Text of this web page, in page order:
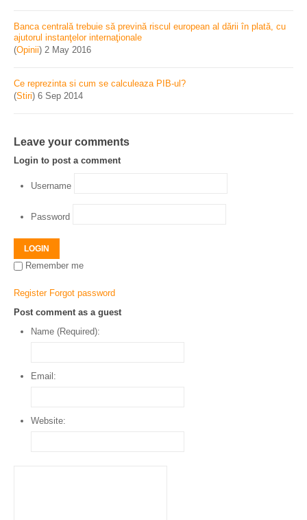
Banca centrală trebuie să prevină riscul european al dării în plată, cu
ajutorul instanţelor internaţionale
(Opinii) 2 May 2016
Ce reprezinta si cum se calculeaza PIB-ul?
(Stiri) 6 Sep 2014
Leave your comments
Login to post a comment
Username
Password
LOGIN
Remember me
Register Forgot password
Post comment as a guest
Name (Required):
Email:
Website: